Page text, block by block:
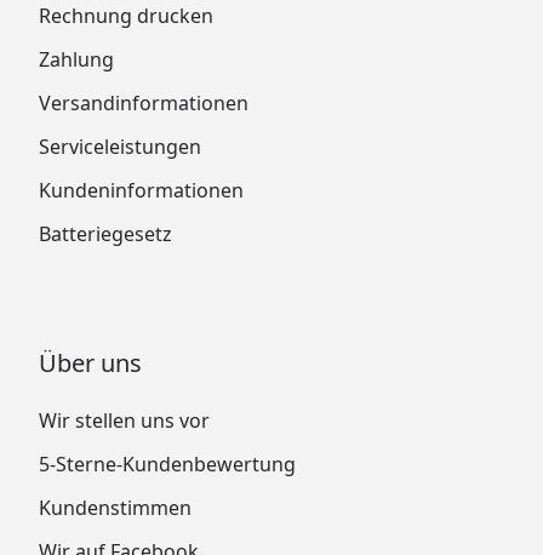
Rechnung drucken
Zahlung
Versandinformationen
Serviceleistungen
Kundeninformationen
Batteriegesetz
Über uns
Wir stellen uns vor
5-Sterne-Kundenbewertung
Kundenstimmen